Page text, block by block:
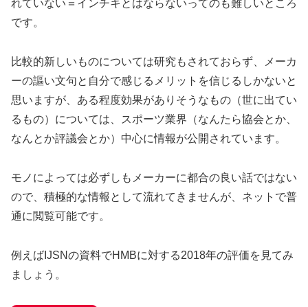
れていない＝インチキとはならないってのも難しいところ
です。
比較的新しいものについては研究もされておらず、メーカ
ーの謳い文句と自分で感じるメリットを信じるしかないと
思いますが、ある程度効果がありそうなもの（世に出てい
るもの）については、スポーツ業界（なんたら協会とか、
なんとか評議会とか）中心に情報が公開されています。
モノによっては必ずしもメーカーに都合の良い話ではない
ので、積極的な情報として流れてきませんが、ネットで普
通に閲覧可能です。
例えばIJSNの資料でHMBに対する2018年の評価を見てみ
ましょう。